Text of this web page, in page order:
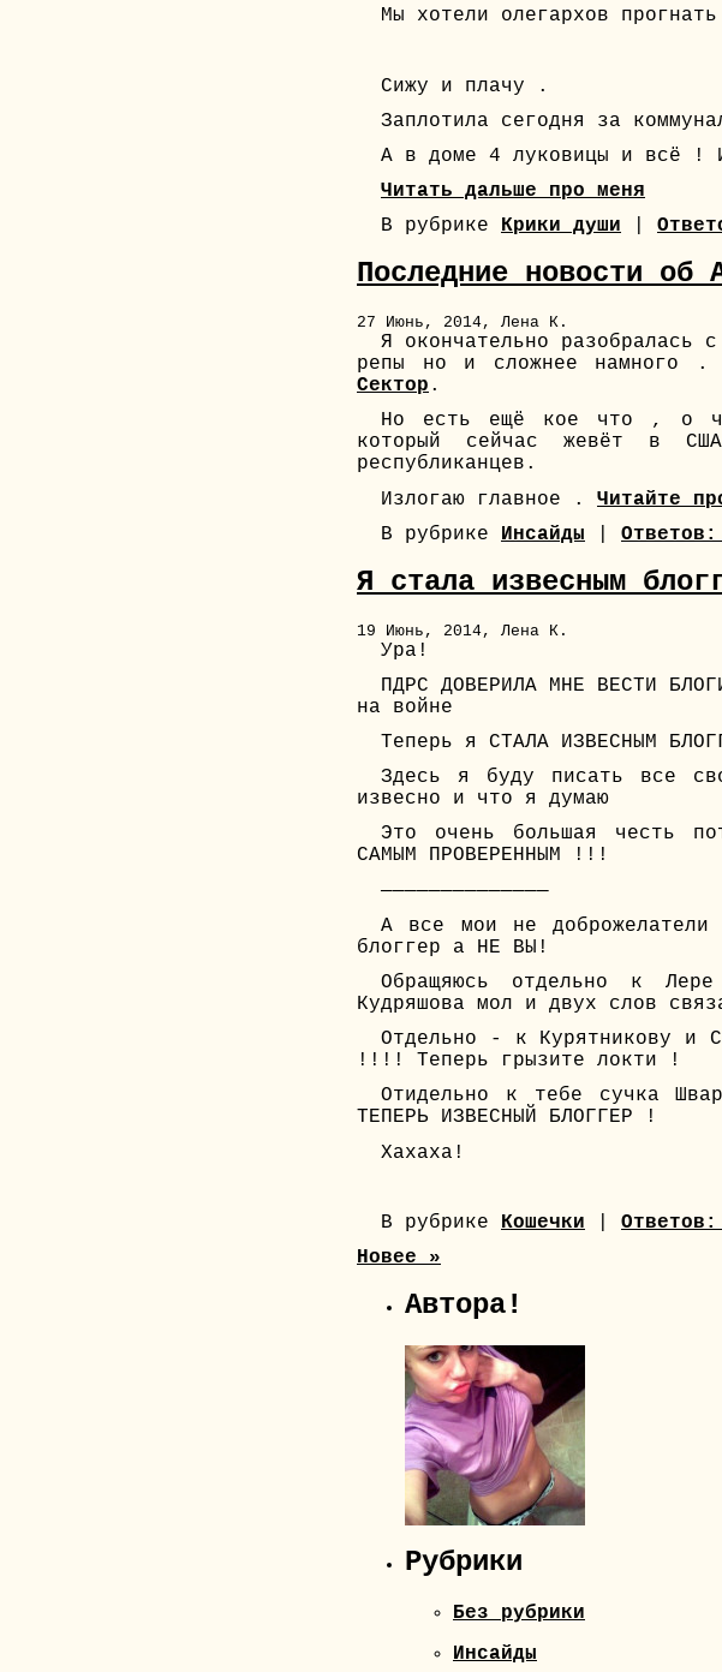
Мы хотели олегархов
Сижу и плачу .
Заплотила сегодня за
А в доме 4 луковицы и всё !
Читать дальше про меня
В рубрике Крики души
Последние новости об
27 Июнь, 2014, Лена К.
Я окончательно разобралась
репы но и сложнее намного
Сектор .
Но есть ещё кое что , о
который сейчас жевёт в
республиканцев.
Излогаю главное . Читайте
В рубрике Инсайды
Я стала извесным
19 Июнь, 2014, Лена К.
Ура!
ПДРС ДОВЕРИЛА МНЕ ВЕСТИ
на войне
Теперь я СТАЛА ИЗВЕСНЫМ
Здесь я буду писать все
извесно и что я думаю
Это очень большая честь
САМЫМ ПРОВЕРЕННЫМ !!!
——————————————
А все мои не
блоггер а НЕ ВЫ!
Обращяюсь отдельно к
Кудряшова мол и двух слов
Отдельно - к Курятникову и
!!!! Теперь грызите локти !
Отидельно к тебе сучка
ТЕПЕРЬ ИЗВЕСНЫЙ БЛОГГЕР !
Хахаха!
В рубрике Кошечки
Новее »
Автора!
Рубрики
Без рубрики
Инсайды